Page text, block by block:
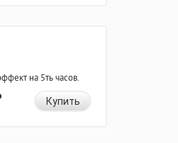
на 5ть часов.
Купить